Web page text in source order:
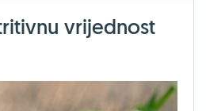
vrijednost